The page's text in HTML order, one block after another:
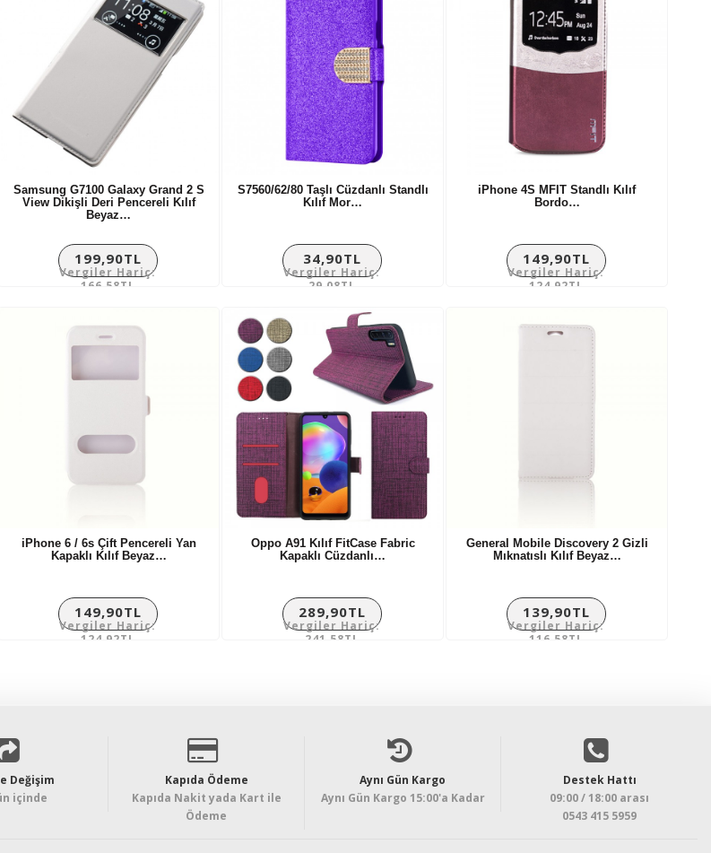
Samsung G7100 Galaxy Grand 2 S
View Dikişli Deri Pencereli Kılıf
Beyaz…
199,90TL
Vergiler Hariç:
166,58TL
S7560/62/80 Taşlı Cüzdanlı Standlı
Kılıf Mor…
34,90TL
Vergiler Hariç:
29,08TL
iPhone 4S MFIT Standlı Kılıf
Bordo…
149,90TL
Vergiler Hariç:
124,92TL
iPhone 6 / 6s Çift Pencereli Yan
Kapaklı Kılıf Beyaz…
149,90TL
Vergiler Hariç:
124,92TL
Oppo A91 Kılıf FitCase Fabric
Kapaklı Cüzdanlı…
289,90TL
Vergiler Hariç:
241,58TL
General Mobile Discovery 2 Gizli
Mıknatıslı Kılıf Beyaz…
139,90TL
Vergiler Hariç:
116,58TL
Değişim
içinde
Kapıda Ödeme
Kapıda Nakit yada Kart ile
Ödeme
Aynı Gün Kargo
Aynı Gün Kargo 15:00'a Kadar
Destek Hattı
09:00 / 18:00 arası
0543 415 5959